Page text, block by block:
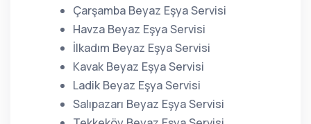
Çarşamba Beyaz Eşya Servisi
Havza Beyaz Eşya Servisi
İlkadım Beyaz Eşya Servisi
Kavak Beyaz Eşya Servisi
Ladik Beyaz Eşya Servisi
Salıpazarı Beyaz Eşya Servisi